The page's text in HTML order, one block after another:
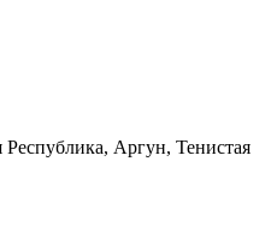
Республика, Аргун, Тенистая